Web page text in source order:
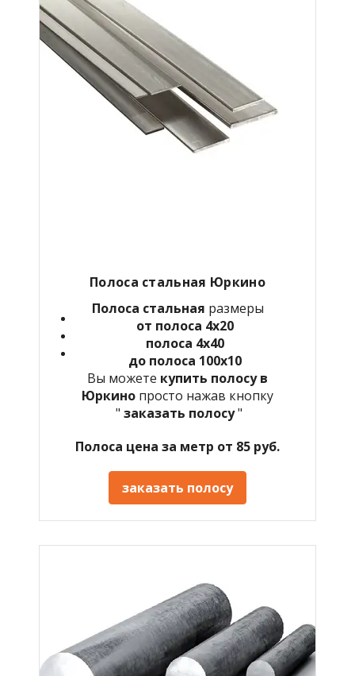
Полоса стальная Юркино
Полоса стальная размеры
от полоса 4х20
полоса 4х40
до полоса 100х10
Вы можете купить полосу в
Юркино просто нажав кнопку
" заказать полосу"
Полоса цена за метр от 85 руб.
заказать полосу